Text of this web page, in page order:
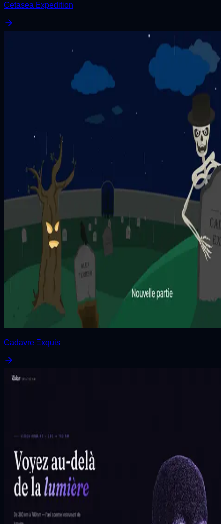
Cetasea Expedition
React
Cadavre Exquis
React Claude